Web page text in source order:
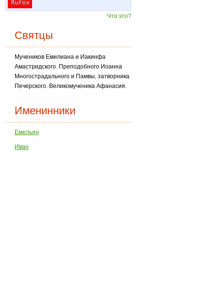
Что это?
Святцы
Мучеников Емилиана и Иакинфа
Амастридского. Преподобного Иоанна
Многострадального и Памвы, затворника
Печерского. Великомученика Афанасия.
Именинники
Емельян
Иван